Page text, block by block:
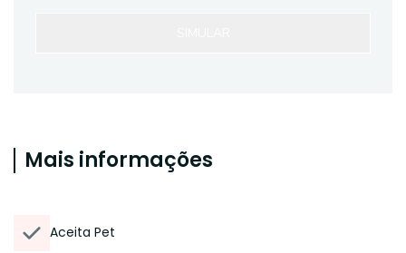
Mais informações
Aceita Pet